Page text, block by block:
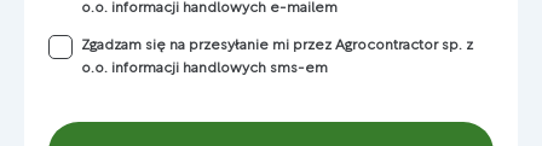
o.o. informacji handlowych e-mailem
Zgadzam się na przesyłanie mi przez Agrocontractor sp. z
o.o. informacji handlowych sms-em